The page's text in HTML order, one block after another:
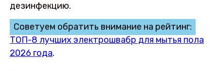
дезинфекцию.
Советуем обратить внимание на рейтинг:
ТОП-8 лучших электрошвабр для мытья пола
2026 года.